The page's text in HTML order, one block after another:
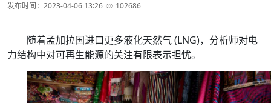
发布时间：2023-04-06 13:26
102686
随着孟加拉国进口更多液化天然气 (LNG)，分析师对电
力结构中对可再生能源的关注有限表示担忧。